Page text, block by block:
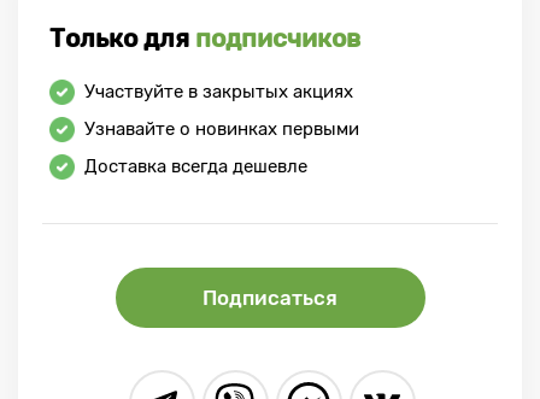
Только для подписчиков
Участвуйте в закрытых акциях
Узнавайте о новинках первыми
Доставка всегда дешевле
Подписаться